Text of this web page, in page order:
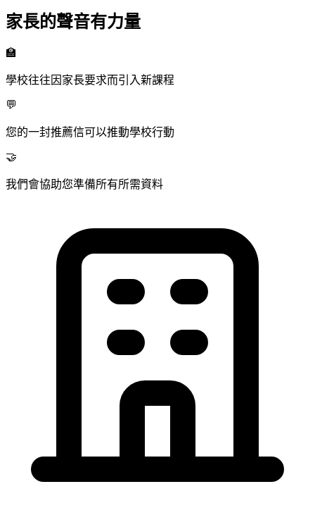
家長的聲音有力量
🏫
學校往往因家長要求而引入新課程
💬
您的一封推薦信可以推動學校行動
🤝
我們會協助您準備所有所需資料